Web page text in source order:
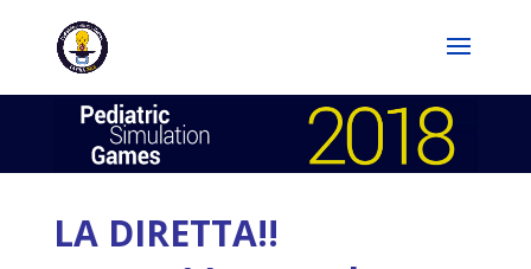
LA DIRETTA!!